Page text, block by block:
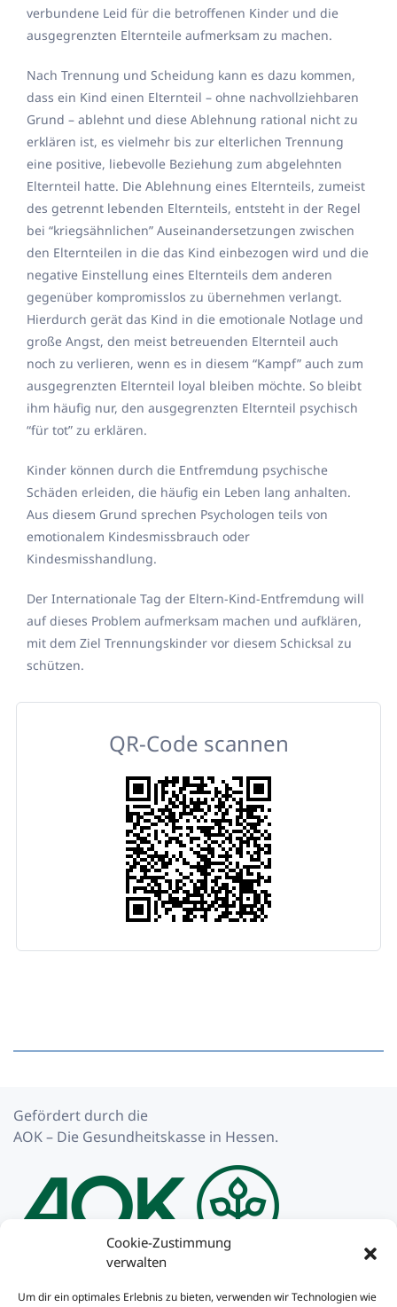
Cookie-Zustimmung
verwalten
Um dir ein optimales Erlebnis zu bieten, verwenden wir Technologien wie
verbundene Leid für die betroffenen Kinder und die
ausgegrenzten Elternteile aufmerksam zu machen.
Nach Trennung und Scheidung kann es dazu kommen,
dass ein Kind einen Elternteil – ohne nachvollziehbaren
Grund – ablehnt und diese Ablehnung rational nicht zu
erklären ist, es vielmehr bis zur elterlichen Trennung
eine positive, liebevolle Beziehung zum abgelehnten
Elternteil hatte. Die Ablehnung eines Elternteils, zumeist
des getrennt lebenden Elternteils, entsteht in der Regel
bei “kriegsähnlichen” Auseinandersetzungen zwischen
den Elternteilen in die das Kind einbezogen wird und die
negative Einstellung eines Elternteils dem anderen
gegenüber kompromisslos zu übernehmen verlangt.
Hierdurch gerät das Kind in die emotionale Notlage und
große Angst, den meist betreuenden Elternteil auch
noch zu verlieren, wenn es in diesem “Kampf” auch zum
ausgegrenzten Elternteil loyal bleiben möchte. So bleibt
ihm häufig nur, den ausgegrenzten Elternteil psychisch
“für tot” zu erklären.
Kinder können durch die Entfremdung psychische
Schäden erleiden, die häufig ein Leben lang anhalten.
Aus diesem Grund sprechen Psychologen teils von
emotionalem Kindesmissbrauch oder
Kindesmisshandlung.
Der Internationale Tag der Eltern-Kind-Entfremdung will
auf dieses Problem aufmerksam machen und aufklären,
mit dem Ziel Trennungskinder vor diesem Schicksal zu
schützen.
QR-Code scannen
Gefördert durch die
AOK – Die Gesundheitskasse in Hessen.
Impressum